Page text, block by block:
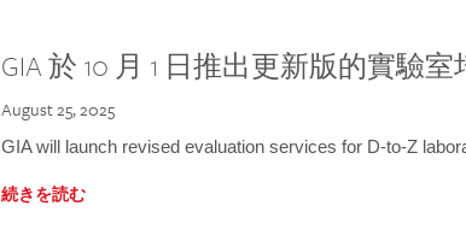
GIA 於 10 月 1 日推出更新版的實驗
August 25, 2025
GIA will launch revised evaluation services for D-to-Z
続きを読む